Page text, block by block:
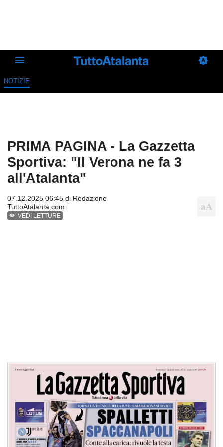
NOTIZIE
PRIMA PAGINA - La Gazzetta
Sportiva: "Il Verona ne fa 3
all'Atalanta"
07.12.2025 06:45 di Redazione
TuttoAtalanta.com
VEDI LETTURE